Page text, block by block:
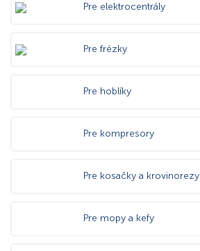
Pre elektrocentrály
Pre frézky
Pre hoblíky
Pre kompresory
Pre kosačky a krovinorezy
Pre mopy a kefy